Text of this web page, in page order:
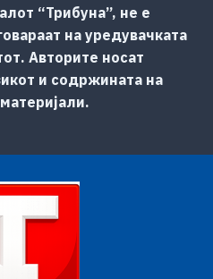
“Трибуна”, не е
на уредувачката
Авторите носат
и содржината на